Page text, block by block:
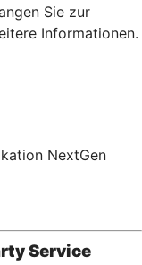
Sie zur
Informationen.
NextGen
Service